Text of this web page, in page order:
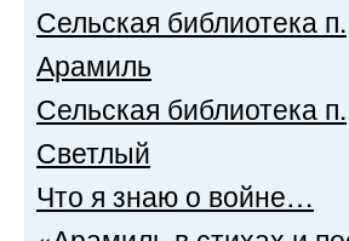
Сельская библиотека п.
Арамиль
Сельская библиотека п.
Светлый
Что я знаю о войне…